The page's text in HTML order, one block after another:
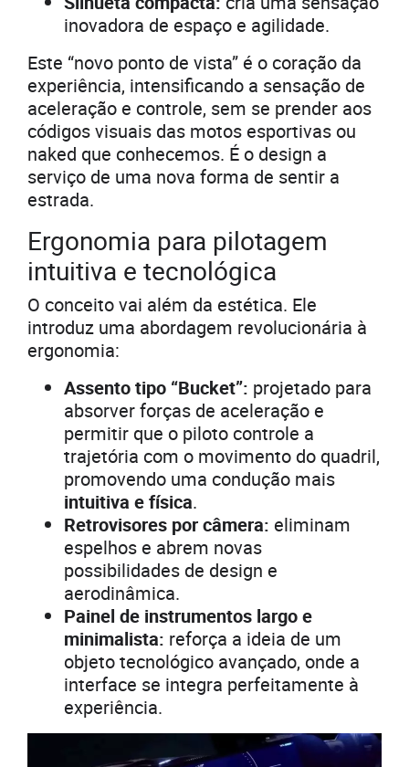
inovadora de espaço e agilidade.
Este “novo ponto de vista” é o coração da
experiência, intensificando a sensação de
aceleração e controle, sem se prender aos
códigos visuais das motos esportivas ou
naked que conhecemos. É o design a
serviço de uma nova forma de sentir a
estrada.
Ergonomia para pilotagem
intuitiva e tecnológica
O conceito vai além da estética. Ele
introduz uma abordagem revolucionária à
ergonomia:
Assento tipo “Bucket”: projetado para
absorver forças de aceleração e
permitir que o piloto controle a
trajetória com o movimento do quadril,
promovendo uma condução mais
intuitiva e física.
Retrovisores por câmera: eliminam
espelhos e abrem novas
possibilidades de design e
aerodinâmica.
Painel de instrumentos largo e
minimalista: reforça a ideia de um
objeto tecnológico avançado, onde a
interface se integra perfeitamente à
experiência.